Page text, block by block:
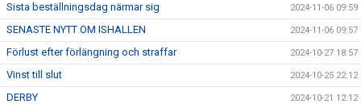
Sista beställningsdag närmar sig 2024-11-06 09:59
SENASTE NYTT OM ISHALLEN 2024-11-06 09:57
Förlust efter förlängning och straffar 2024-10-27 18:57
Vinst till slut 2024-10-25 22:12
DERBY 2024-10-21 12:12